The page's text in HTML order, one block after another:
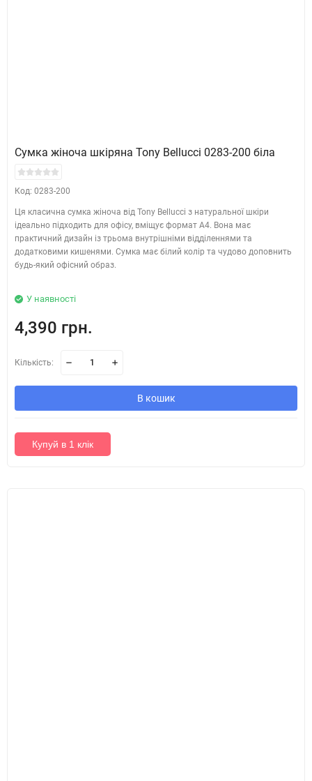
Сумка жіноча шкіряна Tony Bellucci 0283-200 біла
Код: 0283-200
Ця класична сумка жіноча від Tony Bellucci з натуральної шкіри
ідеально підходить для офісу, вміщує формат А4. Вона має
практичний дизайн із трьома внутрішніми відділеннями та
додатковими кишенями. Сумка має білий колір та чудово доповнить
будь-який офісний образ.
У наявності
4,390 грн.
Кількість:
В кошик
Купуй в 1 клік